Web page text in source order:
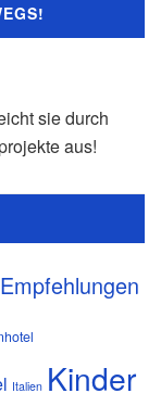
sie durch
aus!
Empfehlungen
Italien Kinder